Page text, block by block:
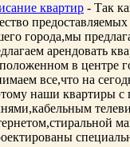
квартир - Так
города,мы
арендовать
в центре
все,что на
наши квартиры с